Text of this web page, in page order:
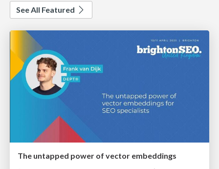
See All Featured
The untapped power of vector embeddings